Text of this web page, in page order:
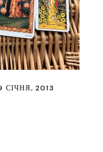
СІЧНЯ, 2013